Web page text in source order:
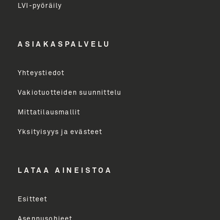
Etunimi
Yritys
LÄHETÄ
LVI-pyöräily
ASIAKASPALVELU
Yhteystiedot
Vakiotuotteiden suunnittelu
Mittatilausmallit
Yksityisyys ja evästeet
LATAA AINEISTOA
Esitteet